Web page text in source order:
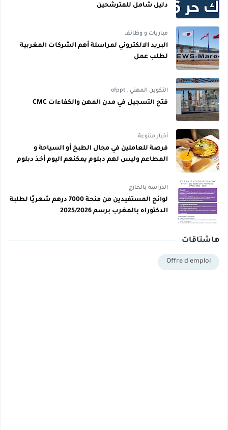
دليل شامل للمترشحين
مباريات و وظائف
البريد الالكتروني لمراسلة أهم الشركات المغربية
لطلب عمل
التكوين المهني ,
ofppt
فتح التسجيل في مدن المهن والكفاءات CMC
أخبار متنوعة
فرصة للعاملين في مجال الطبخ أو السياحة و
المطاعم وليس لهم دبلوم يمكنهم اليوم أخذ دبلوم
الدراسة بالخارج
لوائح المستفيدين من منحة 7000 درهم شهريًا لطلبة
الدكتوراه بالمغرب برسم 2025/2026
هاشتاقات
Offre d'emploi